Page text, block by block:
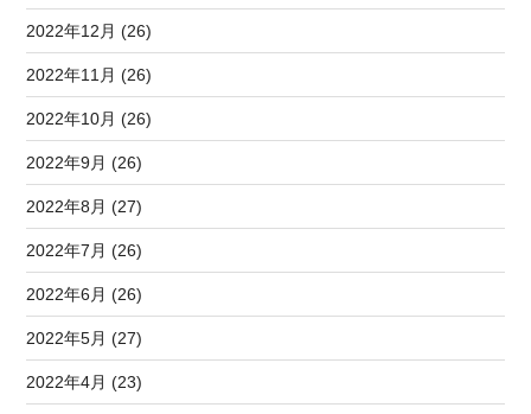
2022年12月 (26)
2022年11月 (26)
2022年10月 (26)
2022年9月 (26)
2022年8月 (27)
2022年7月 (26)
2022年6月 (26)
2022年5月 (27)
2022年4月 (23)